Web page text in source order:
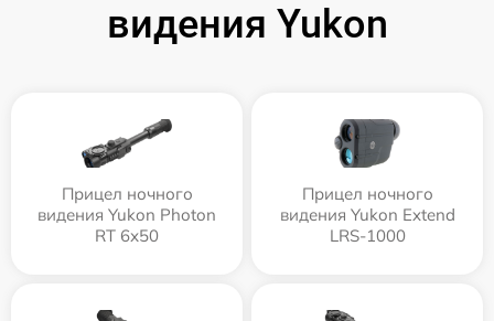
видения Yukon
Прицел ночного
видения Yukon Photon
RT 6х50
Прицел ночного
видения Yukon Extend
LRS-1000